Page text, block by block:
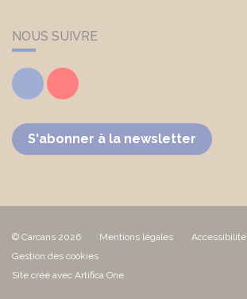
NOUS SUIVRE
FacebookYoutube
S'abonner à la newsletter
© Carcans 2026 Mentions légales
Accessibilité
Gestion des cookies
Site créé avec Artifica One